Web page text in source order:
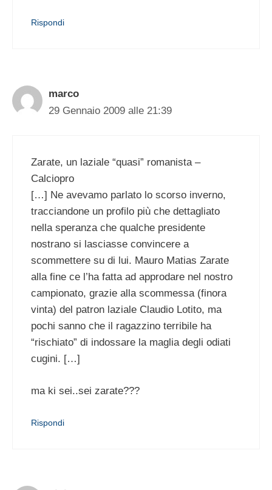
Rispondi
marco
29 Gennaio 2009 alle 21:39
Zarate, un laziale “quasi” romanista –
Calciopro
[…] Ne avevamo parlato lo scorso inverno,
tracciandone un profilo più che dettagliato
nella speranza che qualche presidente
nostrano si lasciasse convincere a
scommettere su di lui. Mauro Matias Zarate
alla fine ce l’ha fatta ad approdare nel nostro
campionato, grazie alla scommessa (finora
vinta) del patron laziale Claudio Lotito, ma
pochi sanno che il ragazzino terribile ha
“rischiato” di indossare la maglia degli odiati
cugini. […]
ma ki sei..sei zarate???
Rispondi